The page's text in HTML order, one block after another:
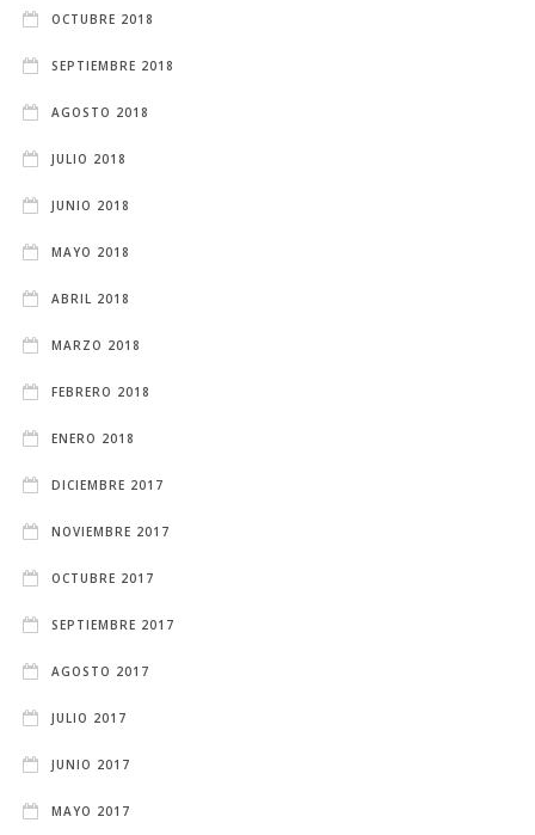
OCTUBRE 2018
SEPTIEMBRE 2018
AGOSTO 2018
JULIO 2018
JUNIO 2018
MAYO 2018
ABRIL 2018
MARZO 2018
FEBRERO 2018
ENERO 2018
DICIEMBRE 2017
NOVIEMBRE 2017
OCTUBRE 2017
SEPTIEMBRE 2017
AGOSTO 2017
JULIO 2017
JUNIO 2017
MAYO 2017